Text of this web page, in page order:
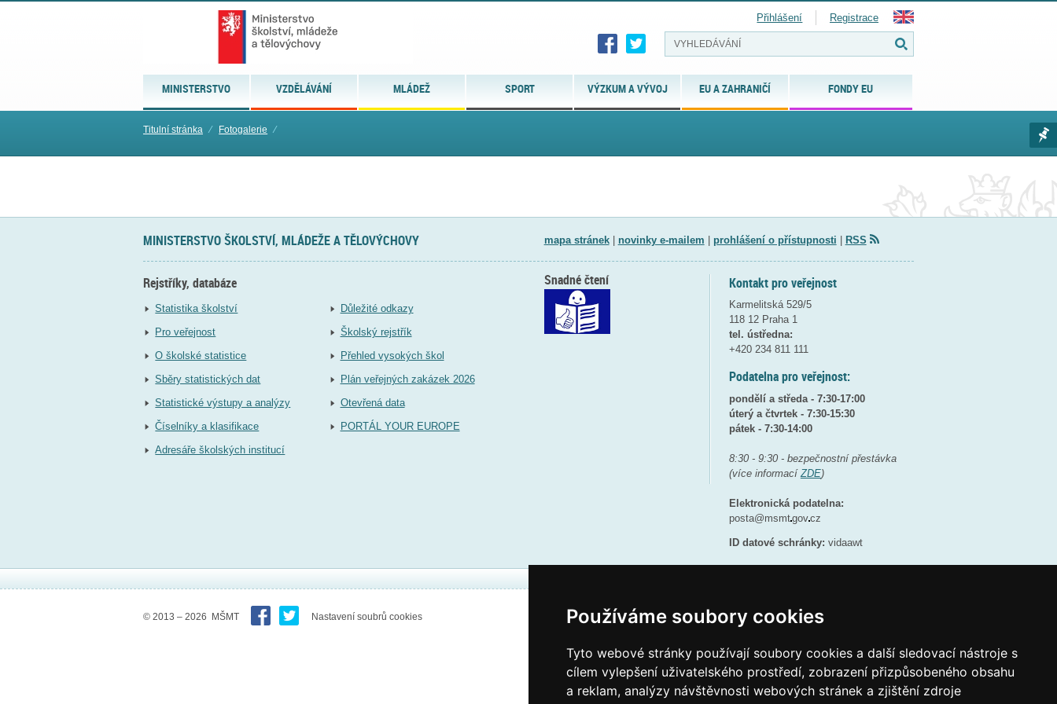
Používáme soubory cookies
Tyto webové stránky používají soubory cookies a další sledovací nástroje s
cílem vylepšení uživatelského prostředí, zobrazení přizpůsobeného obsahu
a reklam, analýzy návštěvnosti webových stránek a zjištění zdroje
MINISTERSTVO VZDĚLÁVÁNÍ MLÁDEŽ SPORT VÝZKUM A VÝVOJ EU A ZAHRANIČÍ FONDY EU
Přihlášení Registrace
Titulní stránka ⁄ Fotogalerie ⁄
MINISTERSTVO ŠKOLSTVÍ, MLÁDEŽE A TĚLOVÝCHOVY mapa stránek| novinky e-mailem prohlášení o přístupnosti RSS
Rejstříky, databáze
Statistika školství
Pro veřejnost
O školské statistice
Sběry statistických dat
Statistické výstupy a analýzy
Číselníky a klasifikace
Adresáře školských institucí
Důležité odkazy
Školský rejstřík
Přehled vysokých škol
Plán veřejných zakázek 2026
Otevřená data
PORTÁL YOUR EUROPE
Kontakt pro veřejnost
Karmelitská 529/5
118 12 Praha 1
tel. ústředna:
+420 234 811 111
Podatelna pro veřejnost:
pondělí a středa - 7:30-17:00
úterý a čtvrtek - 7:30-15:30
pátek - 7:30-14:00
8:30 - 9:30 - bezpečnostní přestávka
(více informací ZDE)
Elektronická podatelna:
posta@msmtgovcz
ID datové schránky: vidaawt
Snadné čtení
© 2013 – 2026 MŠMT Nastavení soubrů cookies Tvorba webových stránek a aplikací